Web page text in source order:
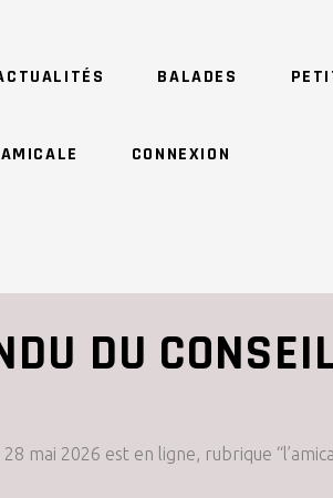
BALADES
CONNEXION
DU
mai 2026 est en ligne, rubrique